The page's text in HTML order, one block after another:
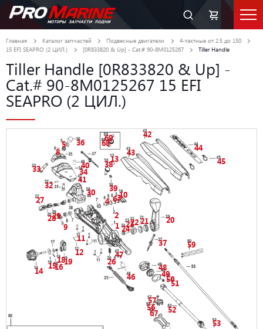
Главная Каталог запчастей Подвесные двигатели
4-тактные от 2.5 до 150
15 EFI SEAPRO (2 ЦИЛ.)
[0R833820 & Up] - Cat.# 90-8M0125267 Tiller Handle
Tiller Handle [0R833820 & Up] -
Cat.# 90-8M0125267 15 EFI
SEAPRO (2 ЦИЛ.)
1
2
3
4
5
6
8
9
10
11
12
13
14
1516
1819
20
21
22
23
24
26
27
2829
30
32
33 34
36
37
38
39
40
41
42
43
44
45
46
47
48
49
5051
52
53
56
57
59
67
68
69